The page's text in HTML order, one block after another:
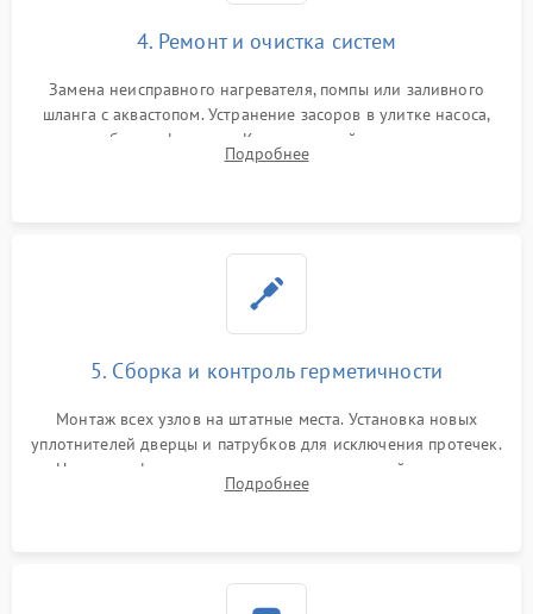
4. Ремонт и очистка систем
Замена неисправного нагревателя, помпы или заливного
шланга с аквастопом. Устранение засоров в улитке насоса,
патрубках и фильтрах. Компонентный ремонт платы
управления, восстановление поврежденной проводки.
Подробнее
5. Сборка и контроль герметичности
Монтаж всех узлов на штатные места. Установка новых
уплотнителей дверцы и патрубков для исключения протечек.
Надежная фиксация хомутов гидравлической системы,
сборка корпуса и установка датчика поплавка.
Подробнее